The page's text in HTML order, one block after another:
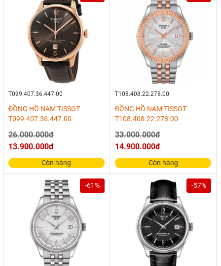
T099.407.36.447.00
ĐỒNG HỒ NAM TISSOT
T099.407.36.447.00
26.000.000đ
13.900.000đ
Còn hàng
T108.408.22.278.00
ĐỒNG HỒ NAM TISSOT
T108.408.22.278.00
33.000.000đ
14.900.000đ
Còn hàng
-61% -57%